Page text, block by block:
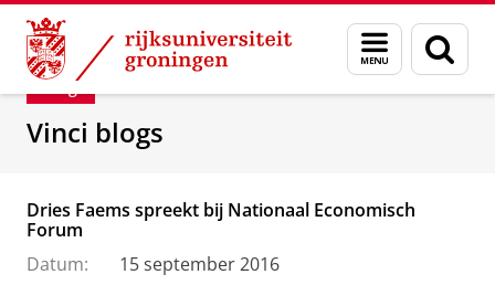
Skip
Content
Skip
Navigation
Menu
en
zoeken
Department of Innovation Management &
Blog
Vinci blogs
Dries Faems spreekt bij Nationaal Economisch
Forum
Datum:
15 september 2016